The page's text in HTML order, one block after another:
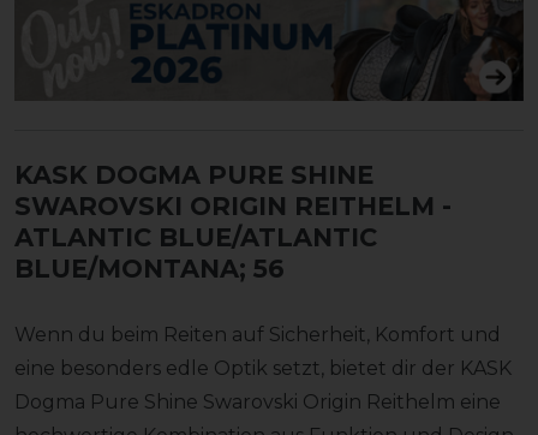
KASK DOGMA PURE SHINE
SWAROVSKI ORIGIN REITHELM -
ATLANTIC BLUE/ATLANTIC
BLUE/MONTANA; 56
Wenn du beim Reiten auf Sicherheit, Komfort und
eine besonders edle Optik setzt, bietet dir der KASK
Dogma Pure Shine Swarovski Origin Reithelm eine